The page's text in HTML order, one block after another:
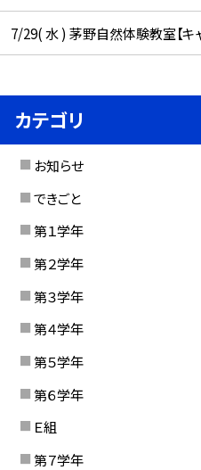
7/29( 水 ) 茅野自然体験教室【キ
カテゴリ
お知らせ
できごと
第１学年
第２学年
第３学年
第４学年
第５学年
第６学年
Ｅ組
第７学年